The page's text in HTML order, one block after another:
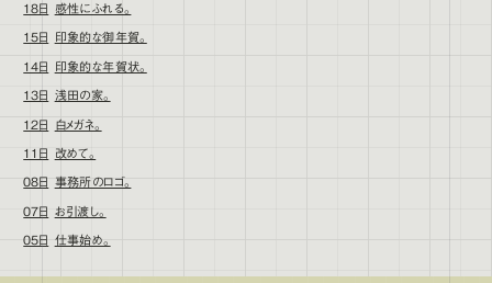
18日 感性にふれる。
15日 印象的な御年賀。
14日 印象的な年賀状。
13日 浅田の家。
12日 白メガネ。
11日 改めて。
08日 事務所のロゴ。
07日 お引渡し。
05日 仕事始め。